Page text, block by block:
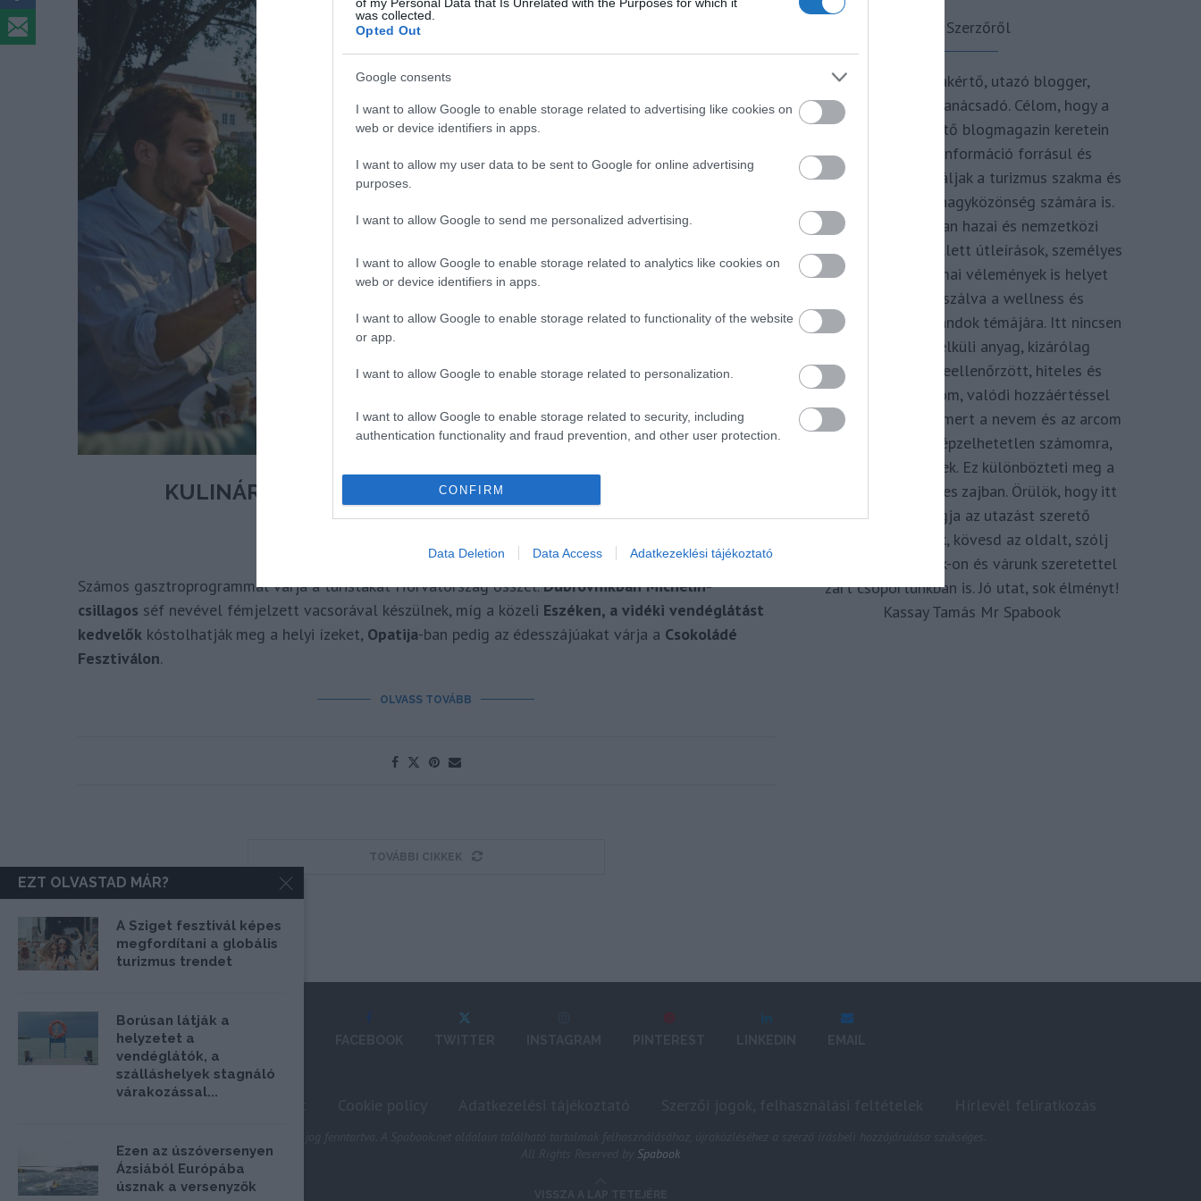
was collected.
Opted Out
Google consents
I want to allow Google to enable storage related to advertising like cookies on
web or device identifiers in apps.
I want to allow my user data to be sent to Google for online advertising
purposes.
I want to allow Google to send me personalized advertising.
I want to allow Google to enable storage related to analytics like cookies on
web or device identifiers in apps.
I want to allow Google to enable storage related to functionality of the website
or app.
I want to allow Google to enable storage related to personalization.
I want to allow Google to enable storage related to security, including
authentication functionality and fraud prevention, and other user protection.
CONFIRM
Data Deletion Data Access Adatkezeklési tájékoztató
KULINÁRIS UTAZÁS – ŐSZI GASZTROPROGRAMOK
HORVÁTORSZÁGBAN
Polisor Bettina
Számos gasztroprogrammal várja a turistákat Horvátország ősszel.Dubrovnikban Michelin-
csillagos séf nevével fémjelzett vacsorával készülnek, míg a közeli Eszéken, a vidéki vendéglátást
kedvelők kóstolhatják meg a helyi ízeket, Opatija-ban pedig az édesszájúakat várja a Csokoládé
Fesztiválon.
OLVASS TOVÁBB
TOVÁBBI CIKKEK
A Szerzőről
Turisztikai szakértő, utazó blogger,
vendégélmény tanácsadó. Célom, hogy a
kategória teremtő blogmagazin keretein
belül hiteles információ forrásul és
inspirációul szolgáljak a turizmus szakma és
az utazni vágyó nagyközönség számára is.
Repertoáromban hazai és nemzetközi
turizmus hírek mellett útleírások, személyes
ajánlók és szakmai vélemények is helyet
kapnak, fókuszálva a wellness és
termálfürdők, strandok témájára. Itt nincsen
hivatkozás nélküli anyag, kizárólag
többszörösen leellenőrzött, hiteles és
minőségi tartalom, valódi hozzáértéssel
megkomponálva, mert a nevem és az arcom
adom hozzá. Elképzelhetetlen számomra,
hogy ne így tegyek. Ez különbözteti meg a
Spabook-ot a netes zajban. Örülök, hogy itt
vagy, légy tagja az utazást szerető
Közösségünknek, kövesd az oldalt, szólj
hozzá a Facebook-on és várunk szeretettel
zárt csoportunkban is. Jó utat, sok élményt!
Kassay Tamás Mr Spabook
Spabook
EZT OLVASTAD MÁR?
A Sziget fesztivál képes
megfordítani a globális
turizmus trendet
Borúsan látják a
helyzetet a
vendéglátók, a
szálláshelyek stagnáló
várakozással...
Ezen az úszóversenyen
Ázsiából Európába
úsznak a versenyzők